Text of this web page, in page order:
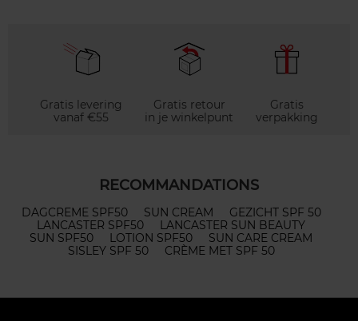
Gratis levering
vanaf €55
Gratis retour
in je winkelpunt
Gratis
verpakking
RECOMMANDATIONS
DAGCREME SPF50 SUN CREAM
GEZICHT SPF 50
LANCASTER SPF50
LANCASTER SUN BEAUTY
SUN SPF50
LOTION SPF50
SUN CARE CREAM
SISLEY SPF 50
CRÈME MET SPF 50